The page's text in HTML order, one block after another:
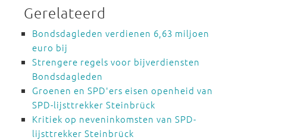
Gerelateerd
Bondsdagleden verdienen 6,63 miljoen
euro bij
Strengere regels voor bijverdiensten
Bondsdagleden
Groenen en SPD'ers eisen openheid van
SPD-lijsttrekker Steinbrück
Kritiek op neveninkomsten van SPD-
lijsttrekker Steinbrück